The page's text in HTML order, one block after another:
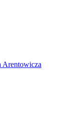
Arentowicza